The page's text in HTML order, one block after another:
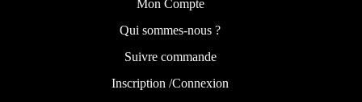
Mon Compte
Qui sommes-nous ?
Suivre commande
Inscription /Connexion